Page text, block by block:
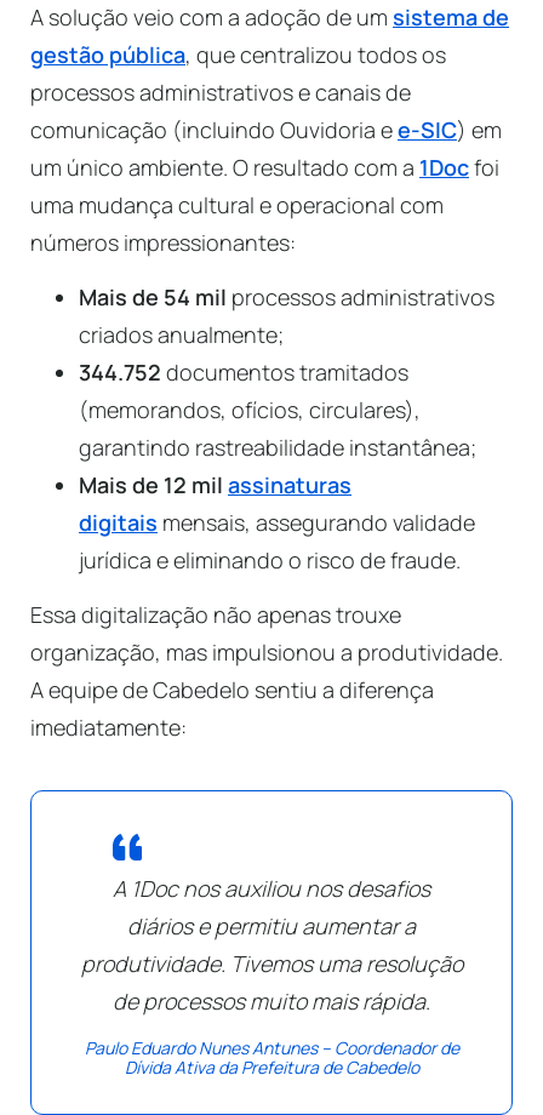
A solução veio com a adoção de um sistema de
gestão pública, que centralizou todos os
processos administrativos e canais de
comunicação (incluindo Ouvidoria ee-SIC) em
um único ambiente. O resultado com a 1Docfoi
uma mudança cultural e operacional com
números impressionantes:
Mais de 54 mil processos administrativos
criados anualmente;
344.752 documentos tramitados
(memorandos, ofícios, circulares),
garantindo rastreabilidade instantânea;
Mais de 12 mil assinaturas
digitais mensais, assegurando validade
jurídica e eliminando o risco de fraude.
Essa digitalização não apenas trouxe
organização, mas impulsionou a produtividade.
A equipe de Cabedelo sentiu a diferença
imediatamente:
A 1Doc nos auxiliou nos desafios
diários e permitiu aumentar a
produtividade. Tivemos uma resolução
de processos muito mais rápida.
Paulo Eduardo Nunes Antunes – Coordenador de
Dívida Ativa da Prefeitura de Cabedelo